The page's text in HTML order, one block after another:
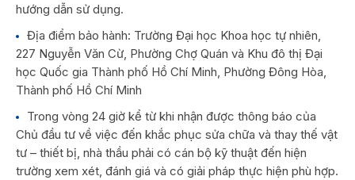
hướng dẫn sử dụng.
Địa điểm bảo hành: Trường Đại học Khoa học tự nhiên,
227 Nguyễn Văn Cừ, Phường Chợ Quán và Khu đô thị Đại
học Quốc gia Thành phố Hồ Chí Minh, Phường Đông Hòa,
Thành phố Hồ Chí Minh
Trong vòng 24 giờ kể từ khi nhận được thông báo của
Chủ đầu tư về việc đến khắc phục sửa chữa và thay thế vật
tư – thiết bị, nhà thầu phải có cán bộ kỹ thuật đến hiện
trường xem xét, đánh giá và có giải pháp thực hiện phù hợp.